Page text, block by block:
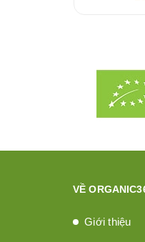
VỀ
Giới thiệu